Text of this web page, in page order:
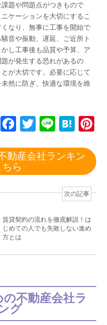
題や問題点がつきもので
ケーションを大切にするこ
なり、無事に工事を開始で
音や振動、遅延、ご近所ト
し工事後も品質や予算、ア
が発生する恐れがあるの
が大切です。必要に応じて
然に防ぎ、快適な環境を維
F
c
e
o
k
T
tt
er
Li
e
H
e
n
a
e
動産会社ランキン
ら
次の記事
賃貸契約の流れを徹底解説！は
じめての人でも失敗しない進め
方とは
の不動産会社ラ
グ